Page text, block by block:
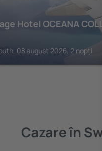
Hotel OCEANA
08 august 2026, 2 nopți
Cazare în